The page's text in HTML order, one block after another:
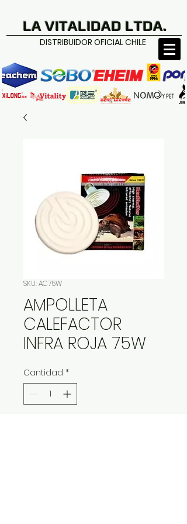
LA VITALIDAD LTDA.
DISTRIBUIDOR OFICIAL CHILE
SKU: AC75W
AMPOLLETA
CALEFACTOR
INFRA ROJA 75W
Cantidad *